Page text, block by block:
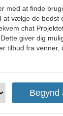
med at finde
at vælge de bedst
chat
giver dig
tilbud fra venner,